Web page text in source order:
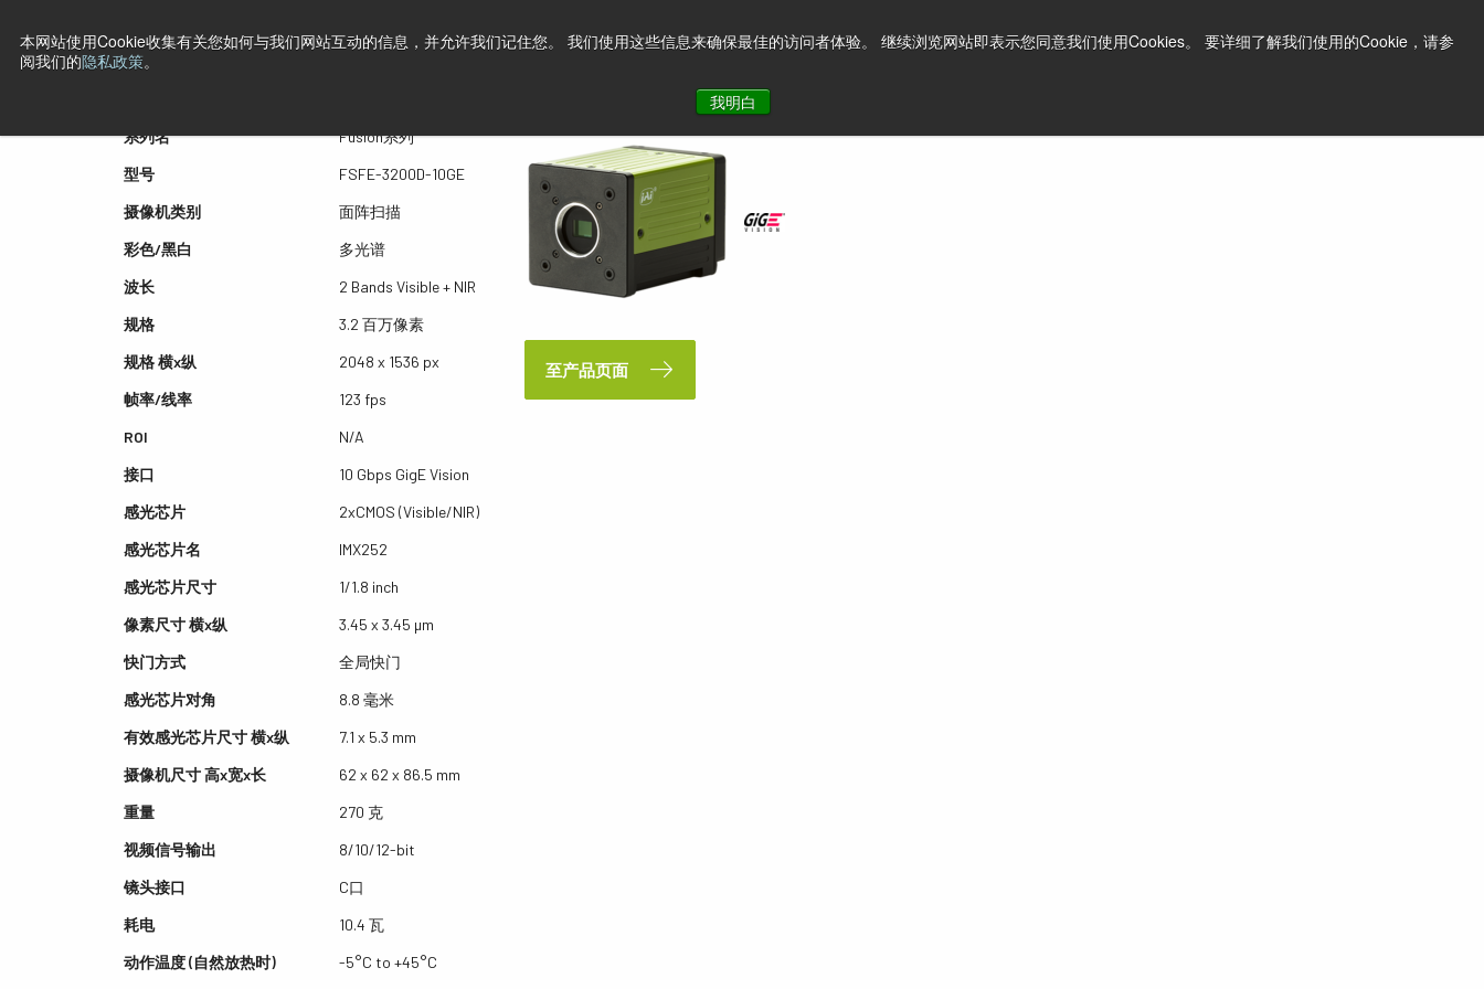
本网站使用Cookie收集有关您如何与我们网站互动的信息，并允许我们记住您。 我们使用这些信息来确保最佳的访问者体验。 继续浏览网站即表示您同意我们使用Cookies。 要详细了解我们使用的Cookie，请参
阅我们的隐私政策。
我明白
预览 FSFE-3200D-10GE
系列名
Fusion系列
型号
FSFE-3200D-10GE
摄像机类别
面阵扫描
彩色/黑白
多光谱
波长
2 Bands Visible + NIR
规格
3.2 百万像素
规格 横x纵
2048 x 1536 px
帧率/线率
123 fps
ROI
N/A
接口
10 Gbps GigE Vision
感光芯片
2xCMOS (Visible/NIR)
感光芯片名
IMX252
感光芯片尺寸
1/1.8 inch
像素尺寸 横x纵
3.45 x 3.45 µm
快门方式
全局快门
感光芯片对角
8.8 毫米
有效感光芯片尺寸 横x纵
7.1 x 5.3 mm
摄像机尺寸 高x宽x长
62 x 62 x 86.5 mm
重量
270 克
视频信号输出
8/10/12-bit
镜头接口
C口
耗电
10.4 瓦
动作温度 (自然放热时)
-5°C to +45°C
至产品页面